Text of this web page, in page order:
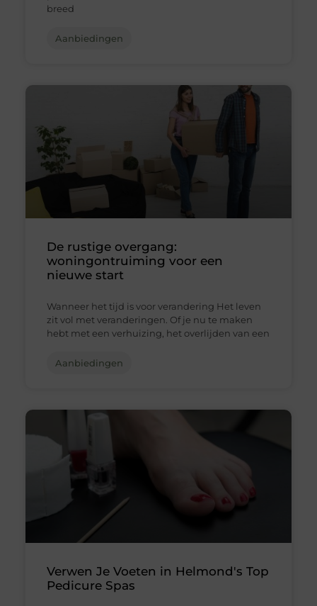
breed
Aanbiedingen
De rustige overgang:
woningontruiming voor een
nieuwe start
Wanneer het tijd is voor verandering Het leven
zit vol met veranderingen. Of je nu te maken
hebt met een verhuizing, het overlijden van een
Aanbiedingen
Verwen Je Voeten in Helmond's Top
Pedicure Spas